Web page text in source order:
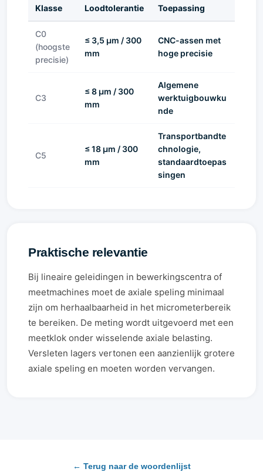
Klasse Loodtolerantie Toepassing
C0
(hoogste
precisie)
≤ 3,5 µm / 300
mm
CNC-assen met
hoge precisie
C3
≤ 8 µm / 300
mm
Algemene
werktuigbouwku
nde
C5
≤ 18 µm / 300
mm
Transportbandte
chnologie,
standaardtoepas
singen
Praktische relevantie
Bij lineaire geleidingen in bewerkingscentra of
meetmachines moet de axiale speling minimaal
zijn om herhaalbaarheid in het micrometerbereik
te bereiken. De meting wordt uitgevoerd met een
meetklok onder wisselende axiale belasting.
Versleten lagers vertonen een aanzienlijk grotere
axiale speling en moeten worden vervangen.
← Terug naar de woordenlijst